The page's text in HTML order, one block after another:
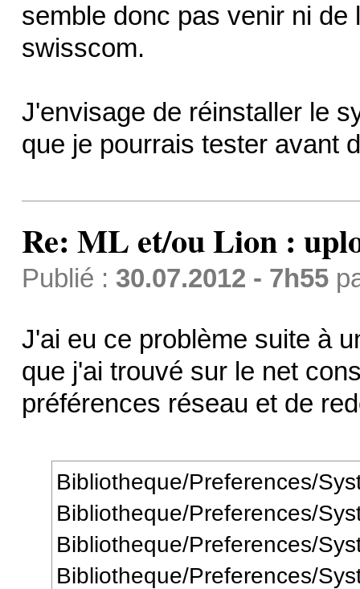
semble donc pas venir ni de
swisscom.
J'envisage de réinstaller le
que je pourrais tester avant
Re: ML et/ou Lion :
Publié : 30.07.2012 - 7h55
J'ai eu ce problème suite à
que j'ai trouvé sur le net
préférences réseau et de
Bibliotheque/Preferences/
Bibliotheque/Preferences/
Bibliotheque/Preferences/
Bibliotheque/Preferences/